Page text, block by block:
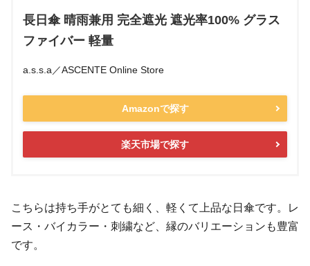
長日傘 晴雨兼用 完全遮光 遮光率100% グラス
ファイバー 軽量
a.s.s.a／ASCENTE Online Store
Amazonで探す
楽天市場で探す
こちらは持ち手がとても細く、軽くて上品な日傘です。レ
ース・バイカラー・刺繍など、縁のバリエーションも豊富
です。